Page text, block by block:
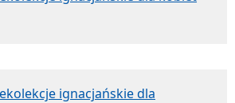
ignacjańskie dla